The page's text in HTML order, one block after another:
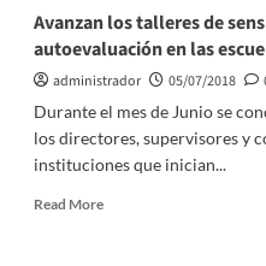
Avanzan los talleres de
autoevaluación en las
administrador 05/07/2018
Durante el mes de Junio se
los directores, supervisores y
instituciones que inician...
Read More